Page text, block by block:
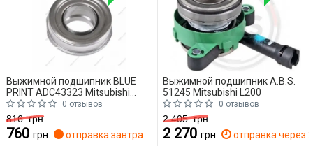
Выжимной подшипник BLUE
PRINT ADC43323 Mitsubishi
L200
0 отзывов
816грн.
760 грн. отправка завтра
Выжимной подшипник A.B.S.
51245 Mitsubishi L200
0 отзывов
2 405грн.
2 270 грн. отправка через